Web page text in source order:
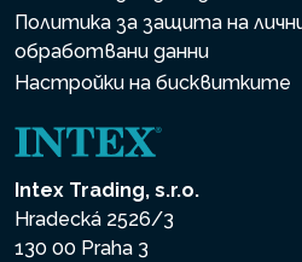
Политика за защита на
обработвани данни
Настройки на бисквитките
Intex Trading, s.r.o.
Hradecká 2526/3
130 00 Praha 3